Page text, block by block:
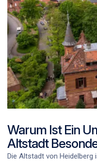
Warum Ist Ein
Altstadt
Die Altstadt von